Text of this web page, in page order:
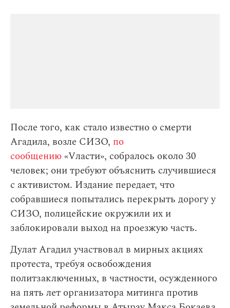
После того, как стало известно о смерти
Агадила, возле СИЗО, по
сообщению«Vласти», собралось около 30
человек; они требуют объяснить случившиеся
с активистом. Издание передает, что
собравшиеся попытались перекрыть дорогу у
СИЗО, полицейские окружили их и
заблокировали выход на проезжую часть.
Дулат Агадил участвовал в мирных акциях
протеста, требуя освобождения
политзаключенных, в частности, осужденного
на пять лет организатора митинга против